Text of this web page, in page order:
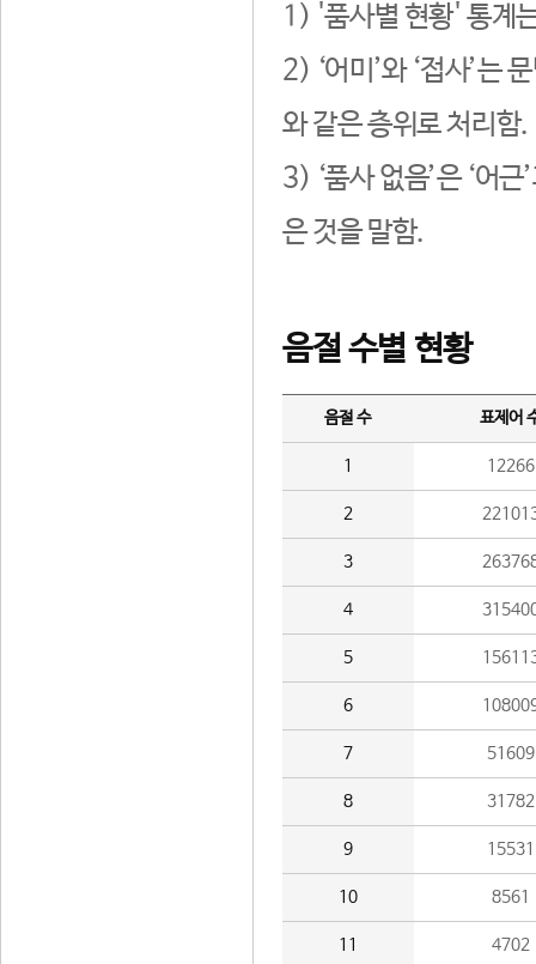
1) '품사별 현황' 통계
2) ‘어미’와 ‘접사’는
와 같은 층위로 처리함.
3) ‘품사 없음’은 ‘어
은 것을 말함.
음절 수별 현황
음절 수 표제어
1 12266
2
3
4
5
6
7 51609
8 31782
9 15531
10 8561
11 4702